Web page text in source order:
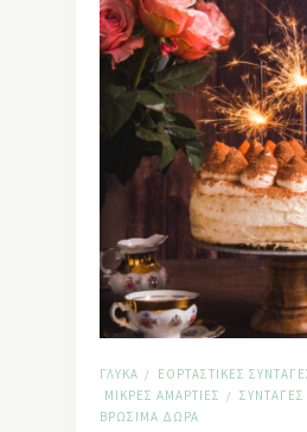
ΓΛΥΚΆ / ΕΟΡΤΑΣΤΙΚΈΣ
ΜΙΚΡΈΣ ΑΜΑΡΤΊΕΣ / ΣΥΝΤΑΓΈΣ
ΒΡΏΣΙΜΑ ΔΏΡΑ